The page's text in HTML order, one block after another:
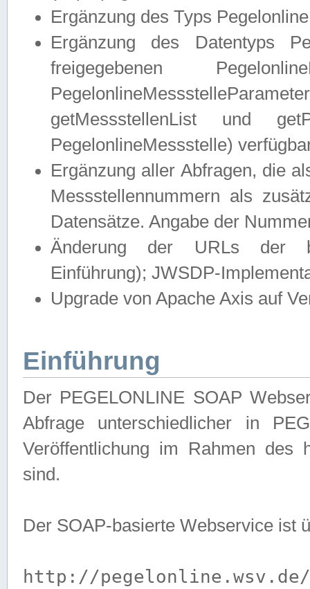
Ergänzung des Typs
Ergänzung des Datentyps
freigegebenen
getMessstellenList und
PegelonlineMessstelle)
Ergänzung aller Abfragen, die
Messstellennummern als
Datensätze. Angabe der
Änderung der URLs der
Einführung); JWSDP-
Upgrade von Apache Axis auf
Einführung
Der PEGELONLINE SOAP
Abfrage unterschiedlicher in
Veröffentlichung im Rahmen des
sind.
Der SOAP-basierte Webservice ist
http://pegelonline.wsv.de/